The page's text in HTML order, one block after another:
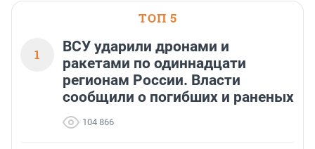
ТОП 5
1
ВСУ ударили дронами и
ракетами по одиннадцати
регионам России. Власти
сообщили о погибших и раненых
104 866